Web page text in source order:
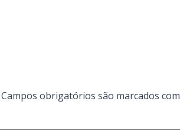
Campos obrigatórios são marcados com